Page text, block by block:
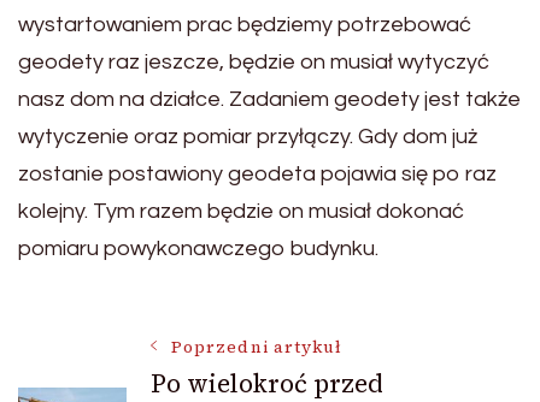
wystartowaniem prac będziemy potrzebować
geodety raz jeszcze, będzie on musiał wytyczyć
nasz dom na działce. Zadaniem geodety jest także
wytyczenie oraz pomiar przyłączy. Gdy dom już
zostanie postawiony geodeta pojawia się po raz
kolejny. Tym razem będzie on musiał dokonać
pomiaru powykonawczego budynku.
NawigacjaPoprzedni artykuł
Po wielokroć przed